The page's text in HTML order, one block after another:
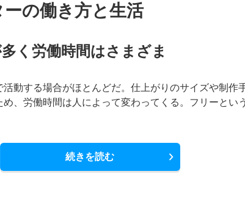
の働き方と生活
く労働時間はさまざま
動する場合がほとんどだ。仕上がりのサイズや制作
、労働時間は人によって変わってくる。フリーとい
続きを読む